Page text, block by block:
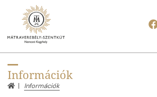
Információk
Információk